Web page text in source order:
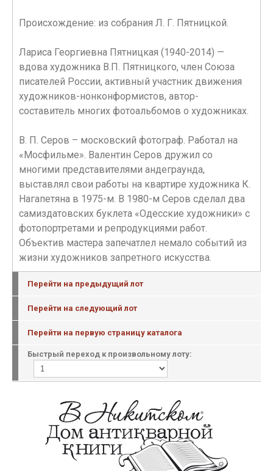
Происхождение: из собрания Л. Г. Пятницкой.
Лариса Георгиевна Пятницкая (1940-2014) —
вдова художника В.П. Пятницкого, член Союза
писателей России, активный участник движения
художников-нонконформистов, автор-
составитель многих фотоальбомов о художниках.
В. П. Серов – московский фотограф. Работал на
«Мосфильме». Валентин Серов дружил со
многими представителями андеграунда,
выставлял свои работы на квартире художника К.
Нагапетяна в 1975-м. В 1980-м Серов сделал два
самиздатовских буклета «Одесские художники» с
фотопортретами и репродукциями работ.
Объектив мастера запечатлел немало событий из
жизни художников запретного искусства.
Перейти на предыдущий лот
Перейти на следующий лот
Перейти на первую страницу каталога
Быстрый переход к произвольному лоту: